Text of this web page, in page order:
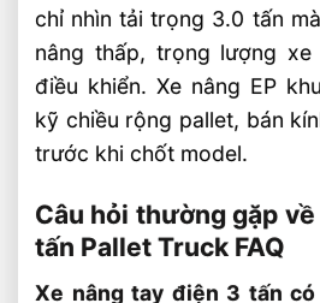
chỉ nhìn tải trọng 3.0 tấn
nâng thấp, trọng lượng
điều khiển. Xe nâng EP
kỹ chiều rộng pallet, bán
trước khi chốt model.
Câu hỏi thường gặp
tấn Pallet Truck FAQ
Xe nâng tay điện 3 tấn